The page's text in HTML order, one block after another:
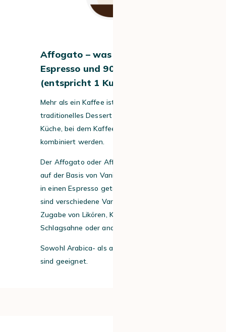
Affogato – was drin ist: 60 ml
Espresso und 90 ml Vanilleeis
(entspricht 1 Kugel)
Mehr als ein Kaffee ist dies ein
traditionelles Dessert der italienischen
Küche, bei dem Kaffee und eine Kugel Eis
kombiniert werden.
Der Affogato oder Affogato al caffè wird
auf der Basis von Vanilleeis zubereitet, das
in einen Espresso getaucht wird. Auch hier
sind verschiedene Varianten möglich:
Zugabe von Likören, Kakaopulver,
Schlagsahne oder anderen Zusätzen.
Sowohl Arabica- als auch Robusta-Bohnen
sind geeignet.